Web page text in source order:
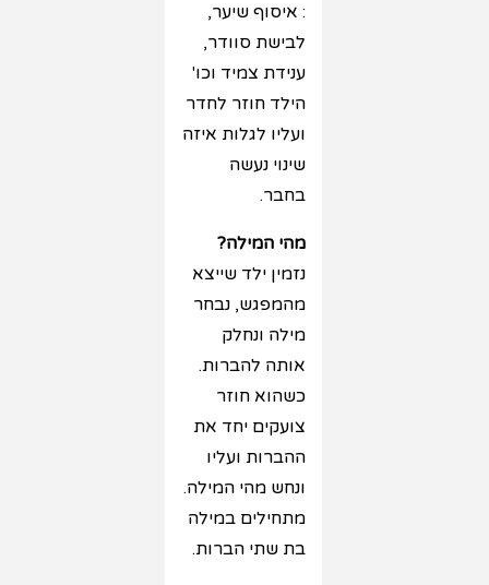
: איסוף שיער,
לבישת סוודר,
ענידת צמיד וכו'
הילד חוזר לחדר
ועליו לגלות איזה
שינוי נעשה
בחבר.
מהי המילה?
נזמין ילד שייצא
מהמפגש, נבחר
מילה ונחלק
אותה להברות.
כשהוא חוזר
צועקים יחד את
ההברות ועליו
ונחש מהי המילה.
מתחילים במילה
בת שתי הברות.